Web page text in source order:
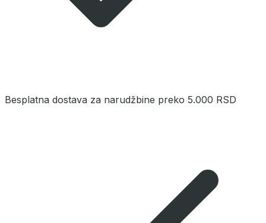
Besplatna dostava za narudžbine preko 5.000 RSD